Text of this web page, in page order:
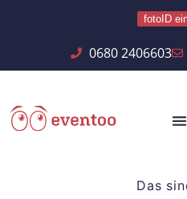
fotoID
0680 2406603
Das